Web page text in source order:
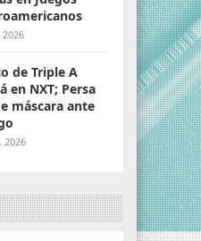
2026
de Triple A
NXT; Persa
máscara ante
2026